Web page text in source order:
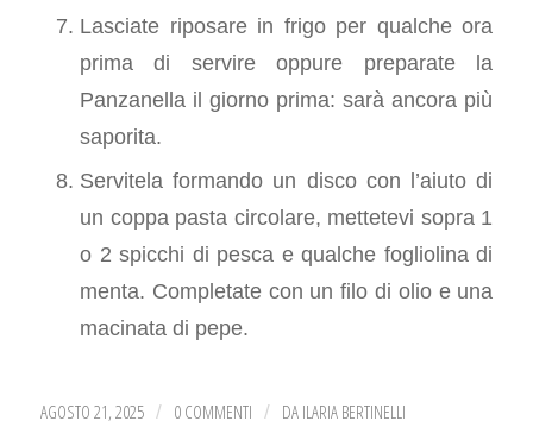
Lasciate riposare in frigo per qualche ora
prima di servire oppure preparate la
Panzanella il giorno prima: sarà ancora più
saporita.
Servitela formando un disco con l’aiuto di
un coppa pasta circolare, mettetevi sopra 1
o 2 spicchi di pesca e qualche fogliolina di
menta. Completate con un filo di olio e una
macinata di pepe.
AGOSTO 21, 2025 / 0 COMMENTI / DA ILARIA BERTINELLI